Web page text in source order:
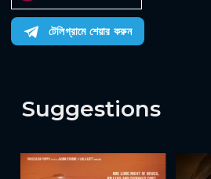
টেলিগ্রামে শেয়ার করুন
Suggestions